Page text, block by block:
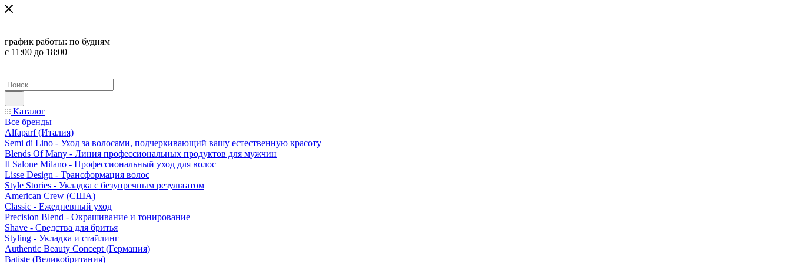
график работы: по будням
с 11:00 до 18:00
Каталог
Все бренды
Alfaparf (Италия)
Semi di Lino - Уход за волосами, подчеркивающий вашу естественную красоту
Blends Of Many - Линия профессиональных продуктов для мужчин
Il Salone Milano - Профессиональный уход для волос
Lisse Design - Трансформация волос
Style Stories - Укладка с безупречным результатом
American Crew (США)
Classic - Ежедневный уход
Precision Blend - Окрашивание и тонирование
Shave - Средства для бритья
Styling - Укладка и стайлинг
Authentic Beauty Concept (Германия)
Batiste (Великобритания)